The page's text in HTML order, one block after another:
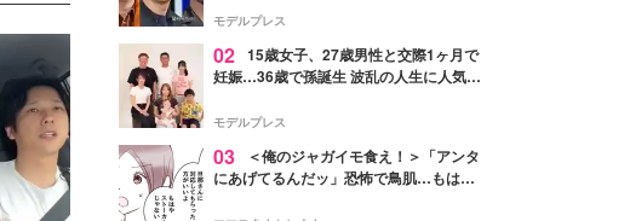
最大の敬意とエールを」
モデルプレス
02 15歳女子、27歳男性と交際1ヶ月で
妊娠…36歳で孫誕生 波乱の人生に人気タ
よ！」
モデルプレス
03
＜俺のジャガイモ食え！＞「アンタ
にあげてるんだッ」恐怖で鳥肌…もはや